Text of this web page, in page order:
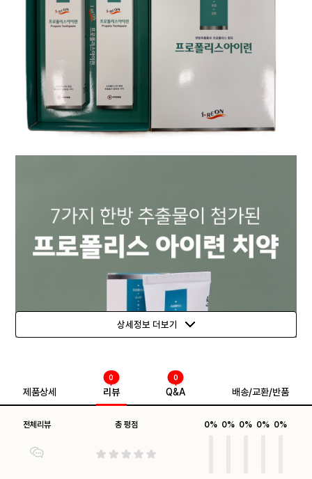
상세정보 더보기
제품상세 리뷰
0
Q&A
0
배송/교환/반품
전체리뷰 총 평점 0% 0% 0% 0% 0%